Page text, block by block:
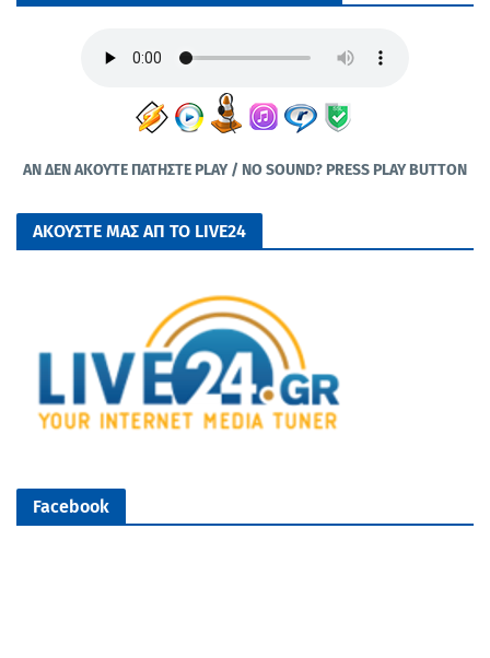
ΑΝ ΔΕΝ ΑΚΟΥΤΕ ΠΑΤΗΣΤΕ PLAY / NO SOUND? PRESS PLAY BUTTON
ΑΚΟΥΣΤΕ ΜΑΣ ΑΠ ΤΟ LIVE24
Facebook